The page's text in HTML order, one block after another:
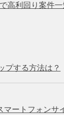
高利回り案件一
プする方法は？
マートフォンサ